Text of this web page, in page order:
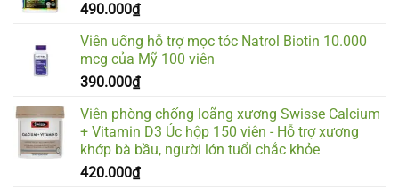
490.000₫
Viên uống hỗ trợ mọc tóc Natrol Biotin 10.000
mcg của Mỹ 100 viên
390.000₫
Viên phòng chống loãng xương Swisse Calcium
+ Vitamin D3 Úc hộp 150 viên - Hỗ trợ xương
khớp bà bầu, người lớn tuổi chắc khỏe
420.000₫